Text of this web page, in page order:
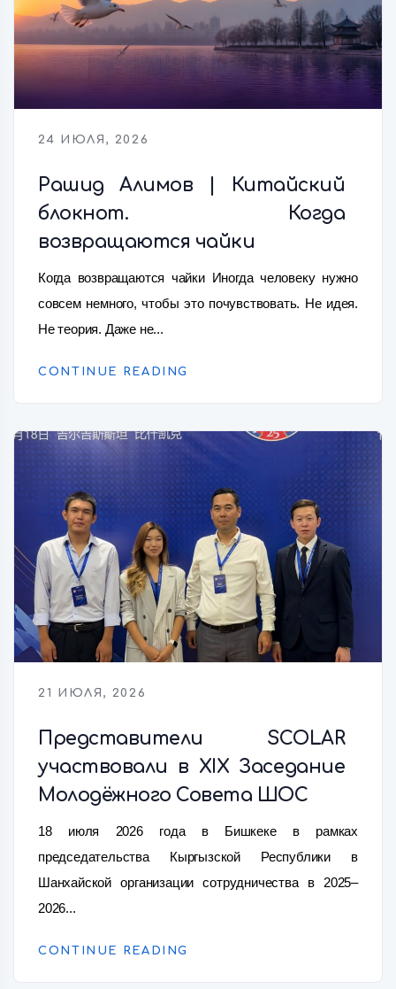
24 ИЮЛЯ, 2026
Рашид Алимов | Китайский
блокнот. Когда
возвращаются чайки
Когда возвращаются чайки Иногда человеку нужно
совсем немного, чтобы это почувствовать. Не идея.
Не теория. Даже не...
CONTINUE READING
21 ИЮЛЯ, 2026
Представители SCOLAR
участвовали в XIX Заседание
Молодёжного Совета ШОС
18 июля 2026 года в Бишкеке в рамках
председательства Кыргызской Республики в
Шанхайской организации сотрудничества в 2025–
2026...
CONTINUE READING